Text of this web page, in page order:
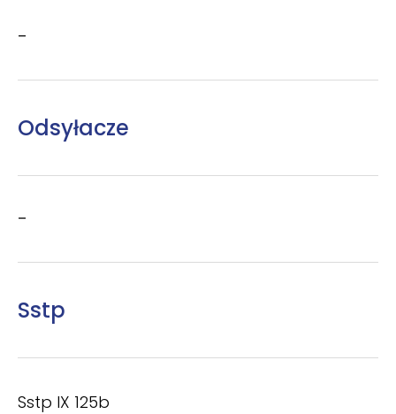
–
Odsyłacze
–
Sstp
Sstp IX 125b